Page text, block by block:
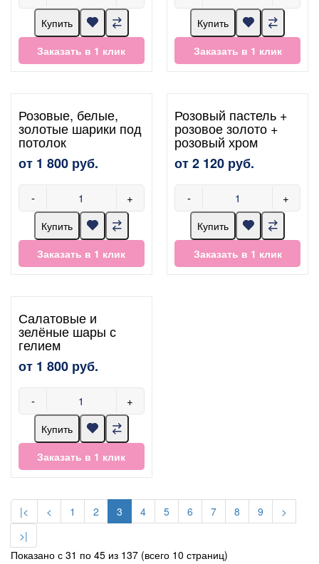
Купить
Заказать в 1 клик
Купить
Заказать в 1 клик
Розовые, белые,
золотые шарики под
потолок
от 1 800 руб.
- +
Купить
Заказать в 1 клик
Розовый пастель +
розовое золото +
розовый хром
от 2 120 руб.
- +
Купить
Заказать в 1 клик
Салатовые и
зелёные шары с
гелием
от 1 800 руб.
- +
Купить
Заказать в 1 клик
|< < 1 2 3 4 5 6 7 8 9
>
>|
Показано с 31 по 45 из 137 (всего 10 страниц)